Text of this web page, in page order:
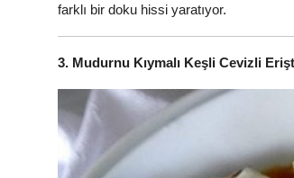
farklı bir doku hissi yaratıyor.
3. Mudurnu Kıymalı Keşli Cevizli